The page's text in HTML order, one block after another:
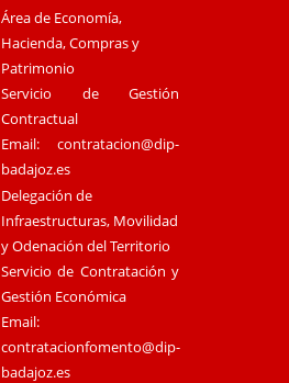
Área de Economía,
Hacienda, Compras y
Patrimonio
Servicio de Gestión
Contractual
Email:contratacion@dip-
badajoz.es
Delegación de
Infraestructuras, Movilidad
y Odenación del Territorio
Servicio de Contratación y
Gestión Económica
Email:
contratacionfomento@dip-
badajoz.es